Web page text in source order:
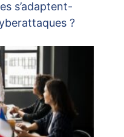
s’adaptent-
?